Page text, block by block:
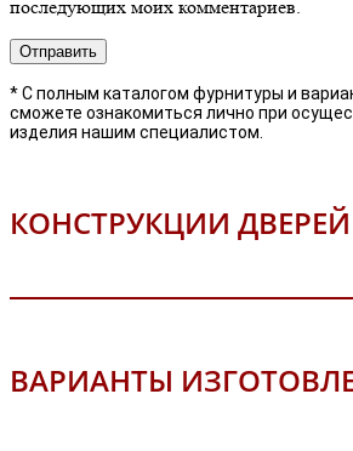
последующих моих комментариев.
* С полным каталогом фурнитуры и
сможете ознакомиться лично при
изделия нашим специалистом.
КОНСТРУКЦИИ ДВЕРЕЙ
ВАРИАНТЫ